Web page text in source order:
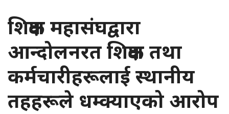
शिक्षक महासंघद्वारा
आन्दोलनरत शिक्षक तथा
कर्मचारीहरूलाई स्थानीय
तहहरूले धम्क्याएको आरोप